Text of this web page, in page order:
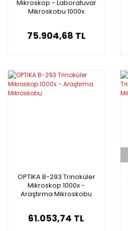
Mikroskop - Laboratuvar
Mikroskobu 1000x
75.904,68 TL
OPTIKA B-293 Trinoküler
Mikroskop 1000x -
Araştırma Mikroskobu
61.053,74 TL